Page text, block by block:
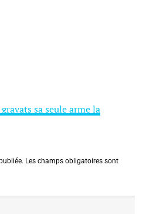
sa seule arme la
Les champs obligatoires sont